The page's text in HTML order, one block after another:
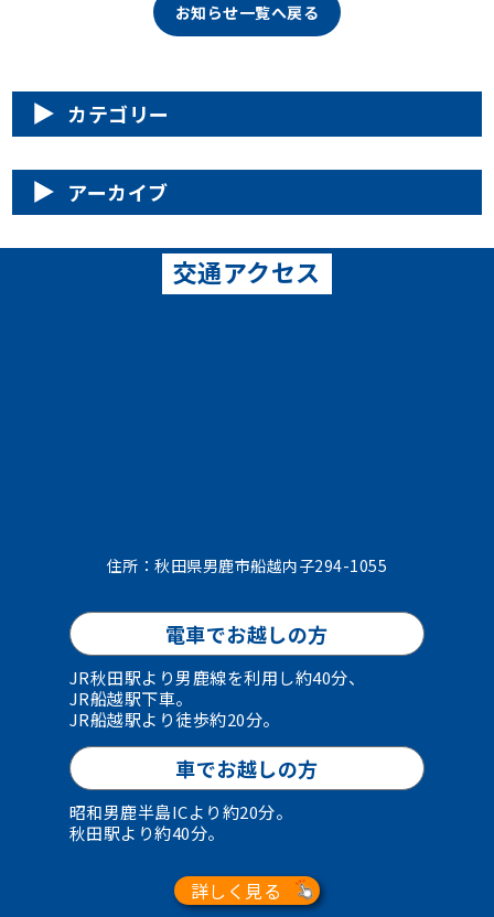
お知らせ一覧へ戻る
カテゴリー
アーカイブ
交通アクセス
住所：秋田県男鹿市船越内子294-1055
電車でお越しの方
JR秋田駅より男鹿線を利用し約40分、
JR船越駅下車。
JR船越駅より徒歩約20分。
車でお越しの方
昭和男鹿半島ICより約20分。
秋田駅より約40分。
詳しく見る